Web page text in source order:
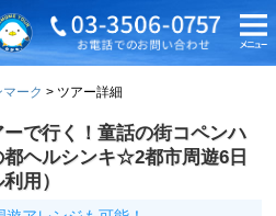
ーク ツアー詳細
ーで行く！童話の街コペンハ
ヘルシンキ☆2都市周遊6日
用）